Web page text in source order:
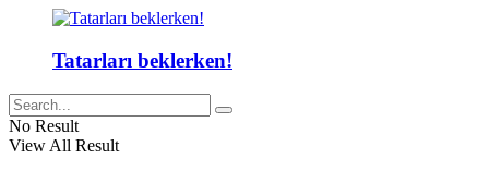
Tatarları beklerken!
No Result
View All Result